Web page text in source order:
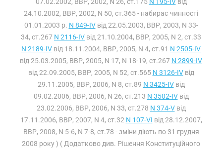
24.10.2002, ВВР, 2002, N 50, ст.365 - набирає чинності
01.01.2003 р. N 849-IVвід 22.05.2003, ВВР, 2003, N 33-
34, ст.267 N 2116-IV від 21.10.2004, ВВР, 2005, N 2, ст.33
N 2189-IV від 18.11.2004, ВВР, 2005, N 4, ст.91 N 2505-IV
від 25.03.2005, ВВР, 2005, N 17, N 18-19, ст.267 N 2899-IV
від 22.09.2005, ВВР, 2005, N 52, ст.565 N 3126-IVвід
29.11.2005, ВВР, 2006, N 8, ст.89 N 3425-IVвід
09.02.2006, ВВР, 2006, N 26, ст.213 N 3502-IVвід
23.02.2006, ВВР, 2006, N 33, ст.278 N 374-Vвід
17.11.2006, ВВР, 2007, N 4, ст.32 N 107-VI від 28.12.2007,
ВВР, 2008, N 5-6, N 7-8, ст.78 - зміни діють по 31 грудня
2008 року ) ( Додатково див. Рішення Конституційного